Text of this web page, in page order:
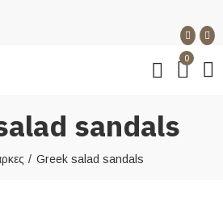
0
sandals
Greek salad sandals